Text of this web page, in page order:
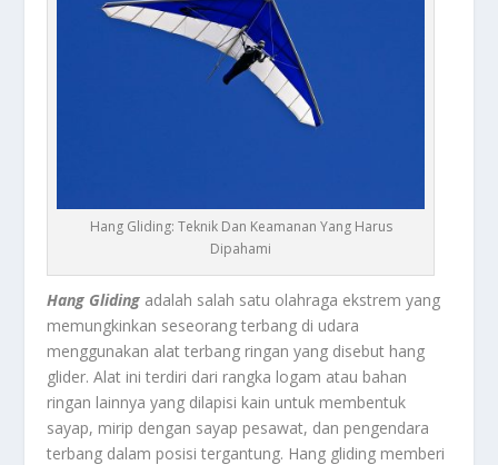
Hang Gliding: Teknik Dan Keamanan Yang Harus
Dipahami
Hang Gliding adalah salah satu olahraga ekstrem yang
memungkinkan seseorang terbang di udara
menggunakan alat terbang ringan yang disebut hang
glider. Alat ini terdiri dari rangka logam atau bahan
ringan lainnya yang dilapisi kain untuk membentuk
sayap, mirip dengan sayap pesawat, dan pengendara
terbang dalam posisi tergantung. Hang gliding memberi